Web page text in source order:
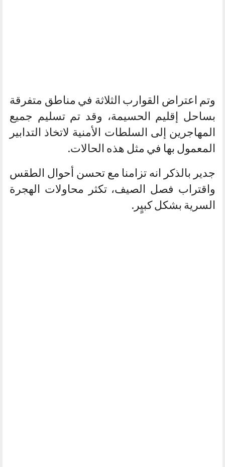
وتم اعتراض القوارب الثلاثة في مناطق متفرقة
بساحل إقليم الحسيمة، وقد تم تسليم جميع
المهاجرين إلى السلطات الأمنية لاتخاذ التدابير
المعمول بها في مثل هذه الحالات.
جدير بالذكر انه تزامنا مع تحسن أحوال الطقس
واقتراب فصل الصيف، تكثر محاولات الهجرة
السرية بشكل كبيٍر.